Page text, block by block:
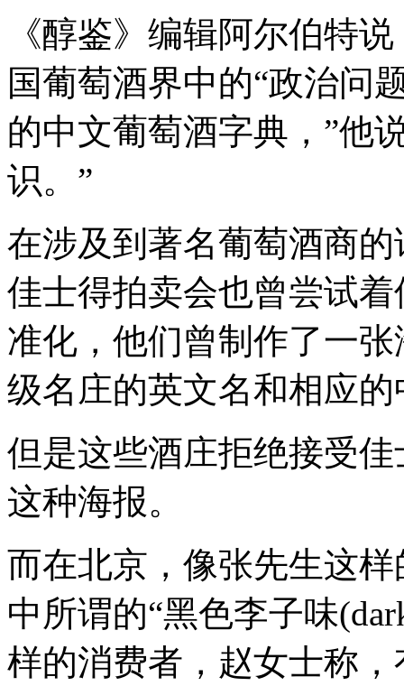
《醇鉴》编辑阿尔伯特
国葡萄酒界中的“政治问
的中文葡萄酒字典，”他
识。”
在涉及到著名葡萄酒商
佳士得拍卖会也曾尝试
准化，他们曾制作了一
级名庄的英文名和相应
但是这些酒庄拒绝接受
这种海报。
而在北京，像张先生这
中所谓的“黑色李子味
样的消费者，赵女士称